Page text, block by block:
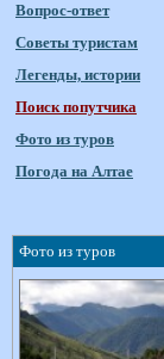
Вопрос-ответ
Советы туристам
Легенды, истории
Поиск попутчика
Фото из туров
Погода на Алтае
Фото из туров